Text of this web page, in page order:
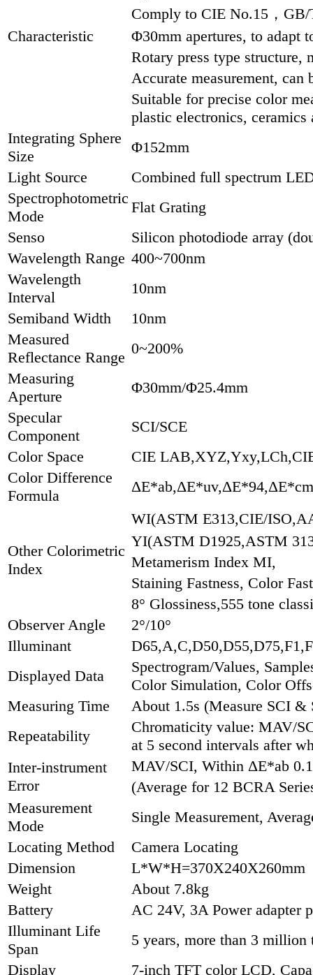
Comply to CIE No.15，
Characteristic
Φ30mm apertures, to adapt
Rotary press type structure,
Accurate measurement,
Suitable for precise color
plastic electronics, ceramics
Integrating Sphere
Size
Φ152mm
Light Source
Combined full spectrum
Spectrophotometric
Mode
Flat Grating
Senso
Silicon photodiode array
Wavelength Range 400~700nm
Wavelength
Interval
10nm
Semiband Width
10nm
Measured
Reflectance Range
0~200%
Measuring
Aperture
Φ30mm/Φ25.4mm
Specular
Component
SCI/SCE
Color Space
CIE
Color Difference
Formula
Other Colorimetric
Index
WI(ASTM E313,CIE/
YI(ASTM D1925,ASTM
Metamerism Index MI,
Staining Fastness, Color
8° Glossiness,555 tone
Observer Angle
2°/10°
Illuminant
Displayed Data
Spectrogram/Values,
Color Simulation, Color
Measuring Time
About 1.5s (Measure SCI &
Repeatability
Chromaticity value: MAV/
at 5 second intervals after
Inter-instrument
Error
MAV/SCI, Within ΔE*ab
(Average for 12 BCRA
Measurement
Mode
Single Measurement,
Locating Method
Camera Locating
Dimension
L*W*H=370X240X260mm
Weight
About 7.8kg
Battery
AC 24V, 3A Power adapter
Illuminant Life
Span
5 years, more than 3 million
Display
7-inch TFT color LCD,